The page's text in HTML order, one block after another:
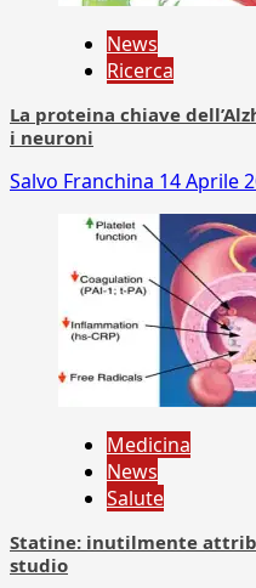
News
Ricerca
La proteina chiave
i neuroni
Salvo Franchina 14 Aprile
Medicina
News
Salute
Statine: inutilmente
studio